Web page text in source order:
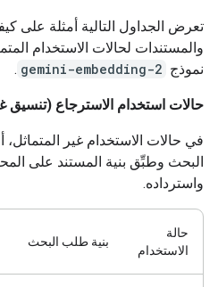
تعرض الجداول التالية أمثلة على
والمستندات لحالات الاستخدام
نموذج gemini-embedding-2
.
حالات استخدام الاسترجاع (تنسيق
في حالات الاستخدام غير
البحث وطبِّق بنية المستند على
واسترداده.
حالة
الاستخدام
بنية طلب البحث